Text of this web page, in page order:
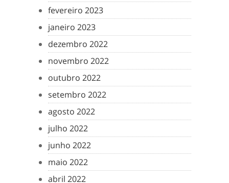
fevereiro 2023
janeiro 2023
dezembro 2022
novembro 2022
outubro 2022
setembro 2022
agosto 2022
julho 2022
junho 2022
maio 2022
abril 2022